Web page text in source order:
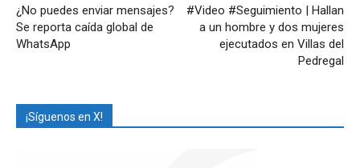
¿No puedes enviar mensajes?
Se reporta caída global de
WhatsApp
#Video #Seguimiento | Hallan
a un hombre y dos mujeres
ejecutados en Villas del
Pedregal
¡Síguenos en X!